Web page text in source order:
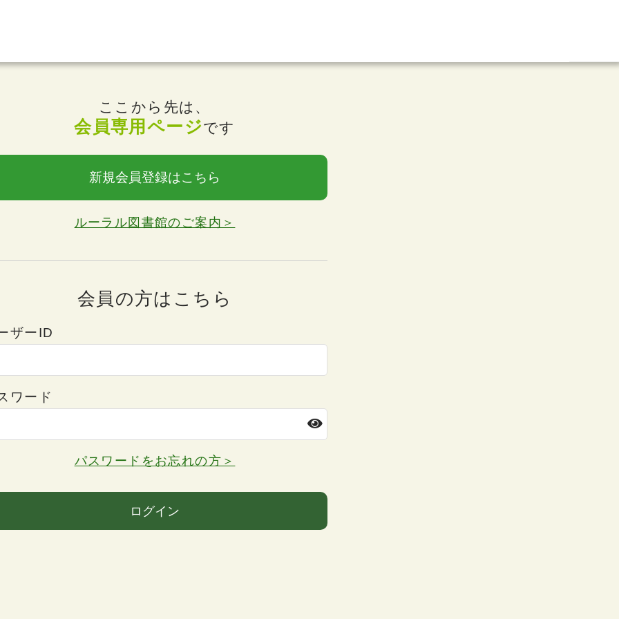
ここから先は、
会員専用ページです
新規会員登録はこちら
ルーラル図書館のご案内＞
会員の方はこちら
ザーID
ワード
パスワードをお忘れの方＞
ログイン